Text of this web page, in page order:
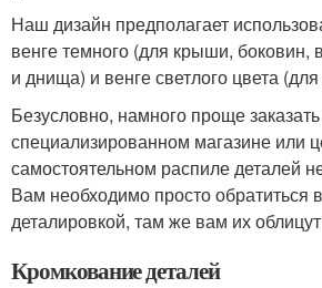
Наш дизайн предполагает
венге темного (для крыши, боковин,
и днища) и венге светлого цвета
Безусловно, намного проще
специализированном магазине или
самостоятельном распиле деталей
Вам необходимо просто обратиться
деталировкой, там же вам их
Кромкование деталей